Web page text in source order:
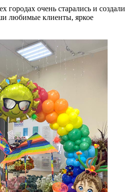
городах очень старались и создали
любимые клиенты, яркое